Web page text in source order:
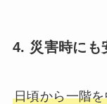
4. 災害時にも
日頃から一階